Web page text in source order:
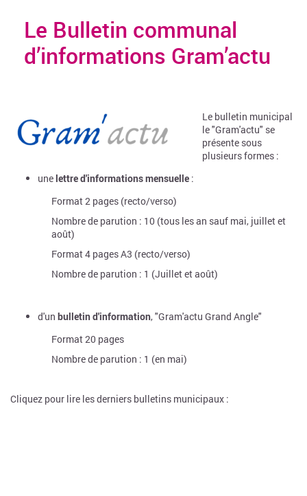
Le Bulletin communal
d’informations Gram’actu
Le bulletin municipal
le "Gram'actu" se
présente sous
plusieurs formes :
une lettre d'informations mensuelle :
Format 2 pages (recto/verso)
Nombre de parution : 10 (tous les an sauf mai, juillet et
août)
Format 4 pages A3 (recto/verso)
Nombre de parution : 1 (Juillet et août)
d'un bulletin d'information, "Gram'actu Grand Angle"
Format 20 pages
Nombre de parution : 1 (en mai)
Cliquez pour lire les derniers bulletins municipaux :